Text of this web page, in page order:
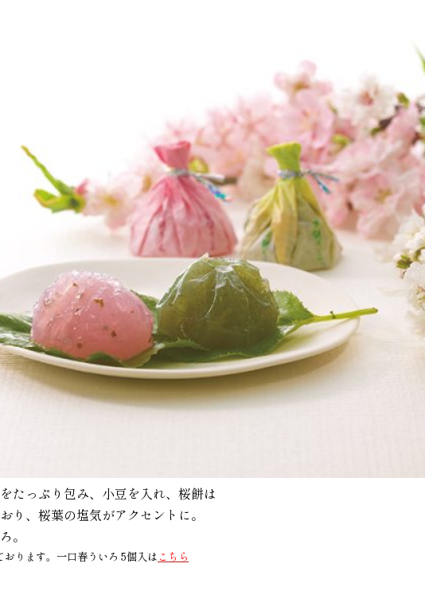
たっぷり包み、小豆を入れ、桜餅は
り、桜葉の塩気がアクセントに。
。
ります。一口春ういろ 5個入は こちら